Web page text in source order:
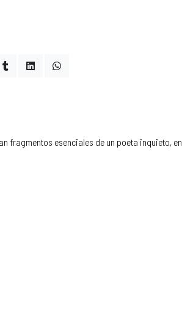
fragmentos esenciales de un poeta inquieto, en